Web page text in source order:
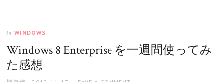
In WINDOWS
Windows 8 Enterprise を一週間使ってみ
た感想